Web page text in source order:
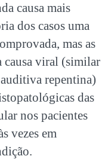
causa mais
dos casos uma
mas as
causa viral (similar
repentina)
das
nos pacientes
vezes em